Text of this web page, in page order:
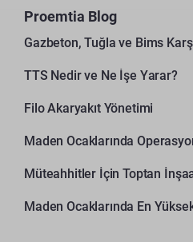
Proemtia Blog
TTS Nedir ve Ne İşe Yarar?
Filo Akaryakıt Yönetimi